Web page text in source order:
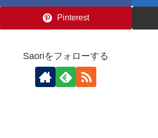
Pinterest
Saoriをフォローする